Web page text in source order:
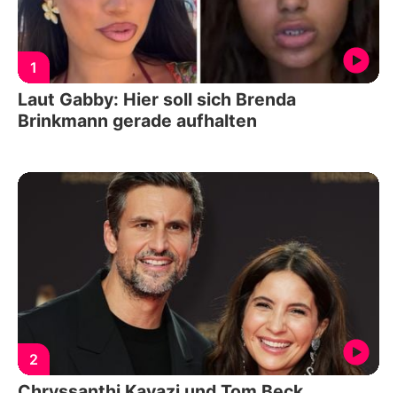
1
Laut Gabby: Hier soll sich Brenda
Brinkmann gerade aufhalten
2